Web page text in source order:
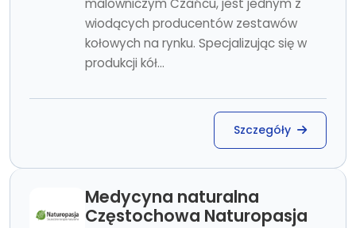
malowniczym Czańcu, jest jednym z
wiodących producentów zestawów
kołowych na rynku. Specjalizując się w
produkcji kół...
Szczegóły
Medycyna naturalna
Częstochowa Naturopasja